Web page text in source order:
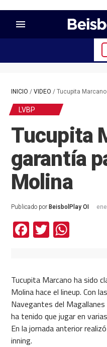
menu
INICIO / VIDEO / Tucupita
LVBP
Tucupita
garantía
Molina
Publicado por BeisbolPlay OI
Facebook
Twitter
Tucupita Marcano ha sido
Molina hace el lineup. Con
Navegantes del
ha tenido que jugar en
En la jornada anterior
inning.